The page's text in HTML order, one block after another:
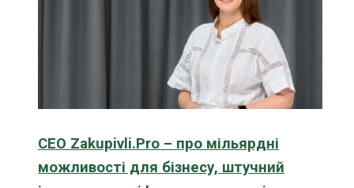
CEO Zakupivli.Pro – про мільярдні
можливості для бізнесу, штучний